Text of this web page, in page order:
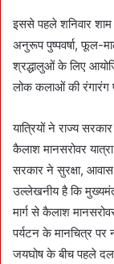
इससे पहले शनिवार
अनुरूप पुष्पवर्षा, फूल-
श्रद्धालुओं के लिए
लोक कलाओं की रंगारंग
यात्रियों ने राज्य
कैलाश मानसरोवर
सरकार ने सुरक्षा,
उल्लेखनीय है कि
मार्ग से कैलाश
पर्यटन के मानचित्र
जयघोष के बीच पहले